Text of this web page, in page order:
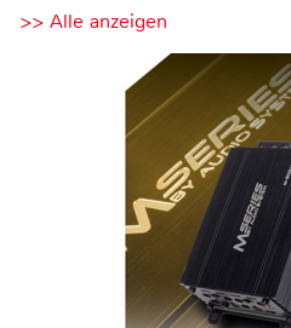
>> Alle anzeigen